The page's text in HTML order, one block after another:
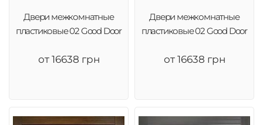
Двери межкомнатные
пластиковые 02 Good Door
от 16638 грн
Двери межкомнатные
пластиковые 02 Good Door
от 16638 грн